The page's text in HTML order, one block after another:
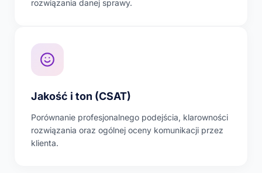
rozwiązania danej sprawy.
Jakość i ton (CSAT)
Porównanie profesjonalnego podejścia, klarowności
rozwiązania oraz ogólnej oceny komunikacji przez
klienta.